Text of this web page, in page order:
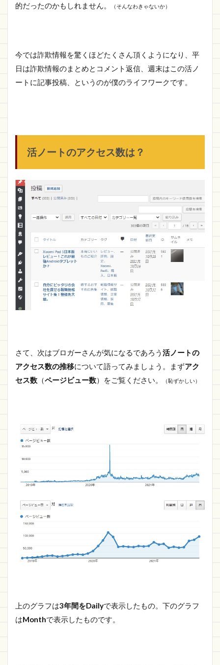
的だったのかもしれません。 （そんなわきゃないか）
今では詐欺情報を驚くほどたくさん頂くようになり、平
日は詐欺情報のまとめとコメント返信、週末はこの活ノ
ートに記事投稿、というのが僕のライフワークです。
活ノートのアクセス数は？
さて、次はブロガーさんが気になるであろう 活ノートの
アクセス数の推移について語ってみましょう。まずアク
セス数 （ページビュー数）をご覧ください。 （恥ずかしい）
上のグラフは3年間をDailyで表示したもの。下のグラフ
はMonthで表示したものです。